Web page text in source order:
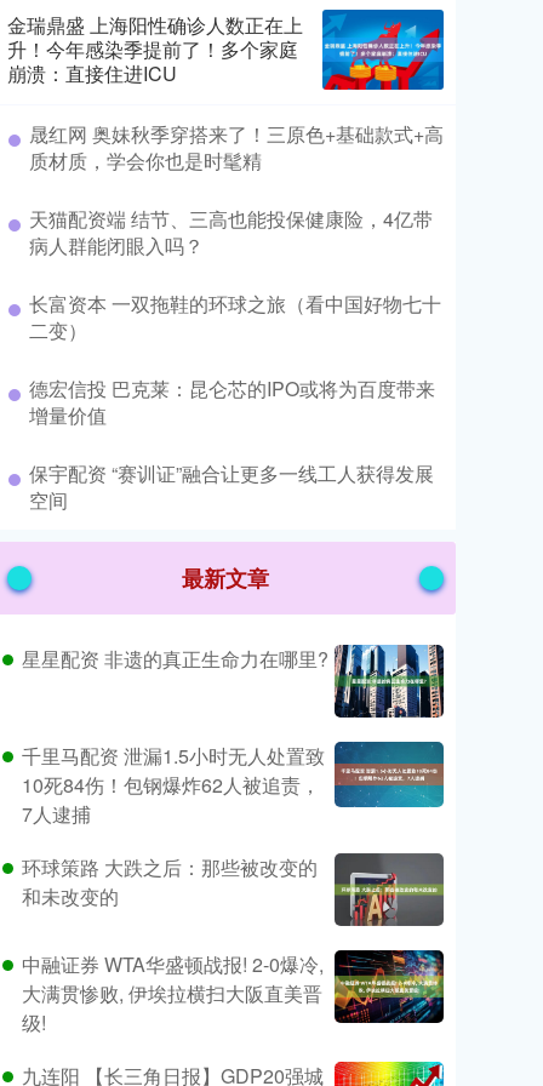
金瑞鼎盛 上海阳性确诊人数正在上
升！今年感染季提前了！多个家庭
崩溃：直接住进ICU
​晟红网 奥妹秋季穿搭来了！三原色+基础款式+高
质材质，学会你也是时髦精
​天猫配资端 结节、三高也能投保健康险，4亿带
病人群能闭眼入吗？
​长富资本 一双拖鞋的环球之旅（看中国好物七十
二变）
​德宏信投 巴克莱：昆仑芯的IPO或将为百度带来
增量价值
​保宇配资 “赛训证”融合让更多一线工人获得发展
空间
最新文章
星星配资 非遗的真正生命力在哪里?
千里马配资 泄漏1.5小时无人处置致
10死84伤！包钢爆炸62人被追责，
7人逮捕
环球策路 大跌之后：那些被改变的
和未改变的
中融证券 WTA华盛顿战报! 2-0爆冷,
大满贯惨败, 伊埃拉横扫大阪直美晋
级!
九连阳 【长三角日报】GDP20强城